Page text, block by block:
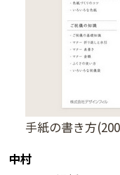
手紙の書き方
中村